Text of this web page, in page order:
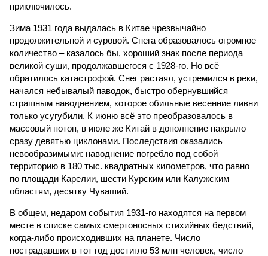
приключилось.
Зима 1931 года выдалась в Китае чрезвычайно
продолжительной и суровой. Снега образовалось огромное
количество – казалось бы, хороший знак после периода
великой суши, продолжавшегося с 1928-го. Но всё
обратилось катастрофой. Снег растаял, устремился в реки,
начался небывалый паводок, быстро обернувшийся
страшным наводнением, которое обильные весенние ливни
только усугубили. К июню всё это преобразовалось в
массовый потоп, в июле же Китай в дополнение накрыло
сразу девятью циклонами. Последствия оказались
невообразимыми: наводнение погребло под собой
территорию в 180 тыс. квадратных километров, что равно
по площади Карелии, шести Курским или Калужским
областям, десятку Чуваший.
В общем, недаром события 1931-го находятся на первом
месте в списке самых смертоносных стихийных бедствий,
когда-либо происходивших на планете. Число
пострадавших в тот год достигло 53 млн человек, число